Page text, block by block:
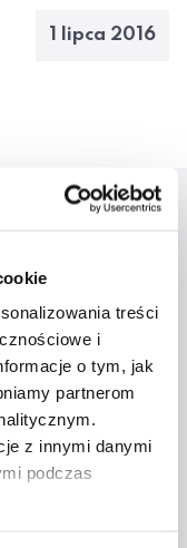
treści
i
o tym, jak
partnerom
z innymi danymi
podczas
1 lipca 2016